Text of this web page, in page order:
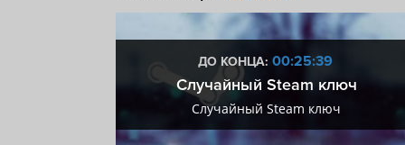
ДО КОНЦА: 00:25:38
Случайный Steam ключ
Случайный Steam ключ